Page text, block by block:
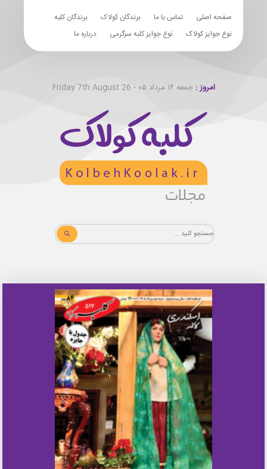
صفحه اصلی تماس با ما برندگان کولاک
برندگان کلبه
نوع جوایز کولاک
نوع جوایز کلبه سرگرمی درباره ما
امروز :جمعه ۱۶ مرداد ۰۵ - Friday 7th August 26